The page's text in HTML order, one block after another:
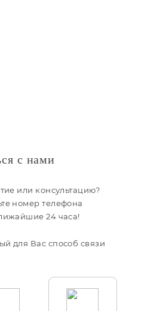
с нами
или консультацию?
номер телефона
24 часа!
для Вас способ связи